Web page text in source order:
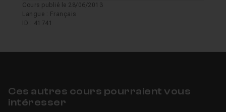
Cours publié le 28/06/2013
Langue : Français
ID : 41741
Ces autres cours pourraient vous
intéresser